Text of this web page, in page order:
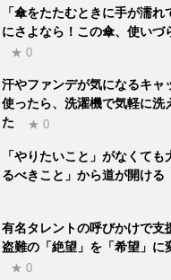
「傘をたたむときに手が濡
にさよなら！この傘、使いづ
★ 0
汗やファンデが気になるキャ
使ったら、洗濯機で気軽に洗
た
★ 0
「やりたいこと」がなくて
るべきこと」から道が開ける
有名タレントの呼びかけで支
盗難の「絶望」を「希望」に
★ 0